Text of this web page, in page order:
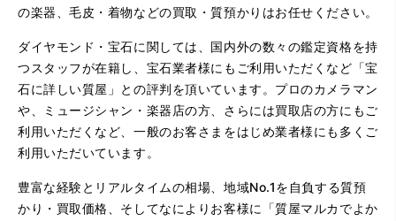
の楽器、毛皮・着物などの買取・質預かりはお任せください。
ダイヤモンド・宝石に関しては、国内外の数々の鑑定資格を持
つスタッフが在籍し、宝石業者様にもご利用いただくなど「宝
石に詳しい質屋」との評判を頂いています。プロのカメラマン
や、ミュージシャン・楽器店の方、さらには買取店の方にもご
利用いただくなど、一般のお客さまをはじめ業者様にも多くご
利用いただいています。
豊富な経験とリアルタイムの相場、地域No.1を自負する質預
かり・買取価格、そしてなによりお客様に「質屋マルカでよか